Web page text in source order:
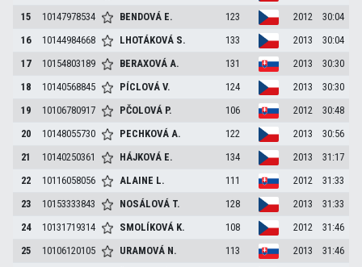
15
10147978534 BENDOVÁ E. 123 2012
30:04
16
10144984668 LHOTÁKOVÁ S. 133 2013
30:04
17
10154803189 BERAXOVÁA. 131 2013
30:30
18
10140568845 PÍCLOVÁV. 124 2013
30:30
19
10106780917 PČOLOVÁ P. 106 2012
30:48
20
10148055730 PECHKOVÁA. 122 2013
30:56
21
10140250361 HÁJKOVÁ E. 134 2013
31:17
22
10116058056 ALAINE L. 111 2012
31:33
23
10153333843 NOSÁLOVÁ T. 128 2013
31:33
24
10131719314 SMOLÍKOVÁ K. 108 2012
31:46
25
10106120105 URAMOVÁ N. 113 2013
31:46